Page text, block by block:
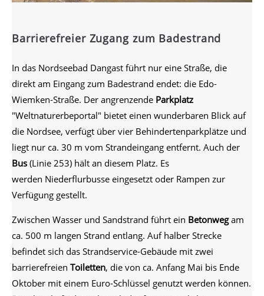
Barrierefreier Zugang zum Badestrand
In das Nordseebad Dangast führt nur eine Straße, die
direkt am Eingang zum Badestrand endet: die Edo-
Wiemken-Straße. Der angrenzende Parkplatz
"Weltnaturerbeportal" bietet einen wunderbaren Blick auf
die Nordsee, verfügt über vier Behindertenparkplätze und
liegt nur ca. 30 m vom Strandeingang entfernt. Auch der
Bus (Linie 253) hält an diesem Platz. Es
werden Niederflurbusse eingesetzt oder Rampen zur
Verfügung gestellt.
Zwischen Wasser und Sandstrand führt ein Betonwegam
ca. 500 m langen Strand entlang. Auf halber Strecke
befindet sich das Strandservice-Gebäude mit zwei
barrierefreien Toiletten, die von ca. Anfang Mai bis Ende
Oktober mit einem Euro-Schlüssel genutzt werden können.